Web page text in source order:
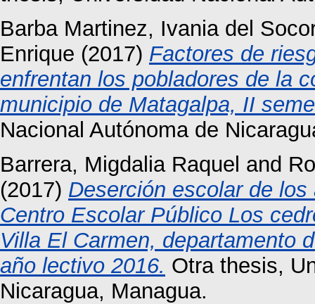
Barba Martinez, Ivania del
Enrique (2017) Factores de
enfrentan los pobladores de la
municipio de Matagalpa, II
Nacional Autónoma de
Barrera, Migdalia Raquel and
(2017) Deserción escolar de los
Centro Escolar Público Los
Villa El Carmen, departamento
año lectivo 2016. Otra thesis,
Nicaragua, Managua.